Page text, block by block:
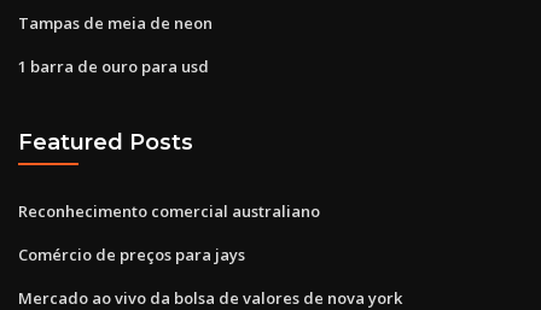
Tampas de meia de neon
1 barra de ouro para usd
Featured Posts
Reconhecimento comercial australiano
Comércio de preços para jays
Mercado ao vivo da bolsa de valores de nova york